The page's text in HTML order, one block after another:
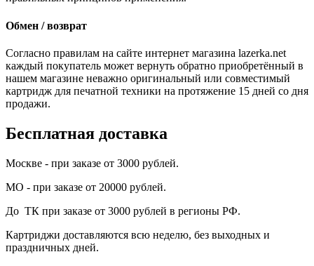
Обмен / возврат
Согласно правилам на сайте интернет магазина lazerka.net
каждый покупатель может вернуть обратно приобретённый в
нашем магазине неважно оригинальный или совместимый
картридж для печатной техники на протяжение 15 дней со дня
продажи.
Бесплатная доставка
Москве - при заказе от 3000 рублей.
МО - при заказе от 20000 рублей.
До ТК при заказе от 3000 рублей в регионы РФ.
Картриджи доставляются всю неделю, без выходных и
праздничных дней.